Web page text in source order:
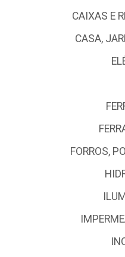
CAIXAS E
CASA,
FORROS,